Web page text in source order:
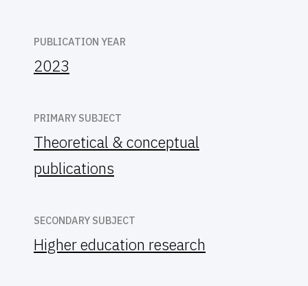
PUBLICATION YEAR
2023
PRIMARY SUBJECT
Theoretical & conceptual
publications
SECONDARY SUBJECT
Higher education research